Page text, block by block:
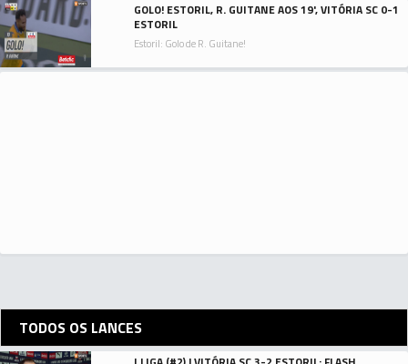
GOLO! ESTORIL, R. GUITANE AOS 19', VITÓRIA SC 0-1
ESTORIL
Estoril: Golo de R. Guitane!
TODOS OS LANCES